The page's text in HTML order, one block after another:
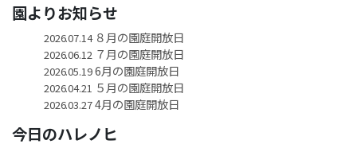
園よりお知らせ
2026.07.14８月の園庭開放日
2026.06.12 ７月の園庭開放日
2026.05.196月の園庭開放日
2026.04.21 ５月の園庭開放日
2026.03.274月の園庭開放日
今日のハレノヒ